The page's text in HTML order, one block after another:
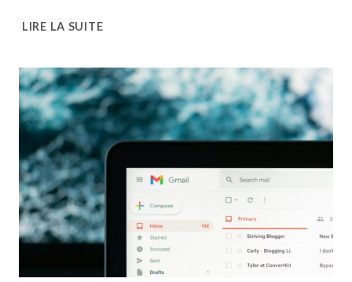
LIRE LA SUITEBODY
POURQUOI
TRAVAILLER
À
CÔTÉ
DE
QUELQU’UN
NOUS
REND
PLUS
PRODUCTIF